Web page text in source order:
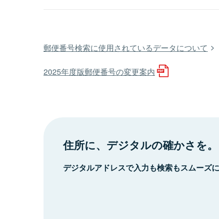
郵便番号検索に使用されているデータについて
2025年度版郵便番号の変更案内
住所に、デジタルの確かさを。
デジタルアドレスで入力も検索もスムーズ